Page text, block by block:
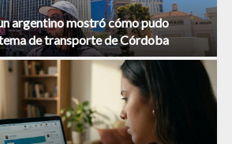
argentino mostró cómo pudo
de transporte de Córdoba